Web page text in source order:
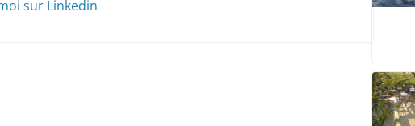
sur Linkedin